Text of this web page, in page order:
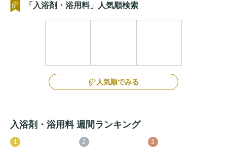
「入浴剤・浴用料」人気順検索
人気順でみる
入浴剤・浴用料 週間ランキング
1 2 3